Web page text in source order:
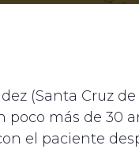
(Santa Cruz
poco más de 30
el paciente